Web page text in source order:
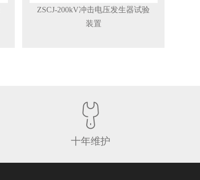
ZSCJ-200kV冲击电压发生器试验
装置
十年维护